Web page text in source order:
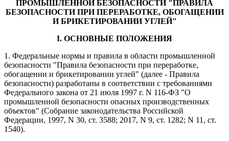
ПРОМЫШЛЕННОЙ БЕЗОПАСНОСТИ "ПРАВИЛА
БЕЗОПАСНОСТИ ПРИ ПЕРЕРАБОТКЕ, ОБОГАЩЕНИИ
И БРИКЕТИРОВАНИИ УГЛЕЙ"
I. ОСНОВНЫЕ ПОЛОЖЕНИЯ
1. Федеральные нормы и правила в области промышленной
безопасности "Правила безопасности при переработке,
обогащении и брикетировании углей" (далее - Правила
безопасности) разработаны в соответствии с требованиями
Федерального закона от 21 июля 1997 г. N 116-ФЗ "О
промышленной безопасности опасных производственных
объектов" (Собрание законодательства Российской
Федерации, 1997, N 30, ст. 3588; 2017, N 9, ст. 1282; N 11, ст.
1540).